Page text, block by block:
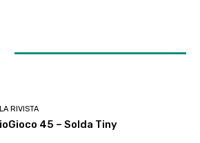
LA RIVISTA
ioGioco 45 – Solda Tiny